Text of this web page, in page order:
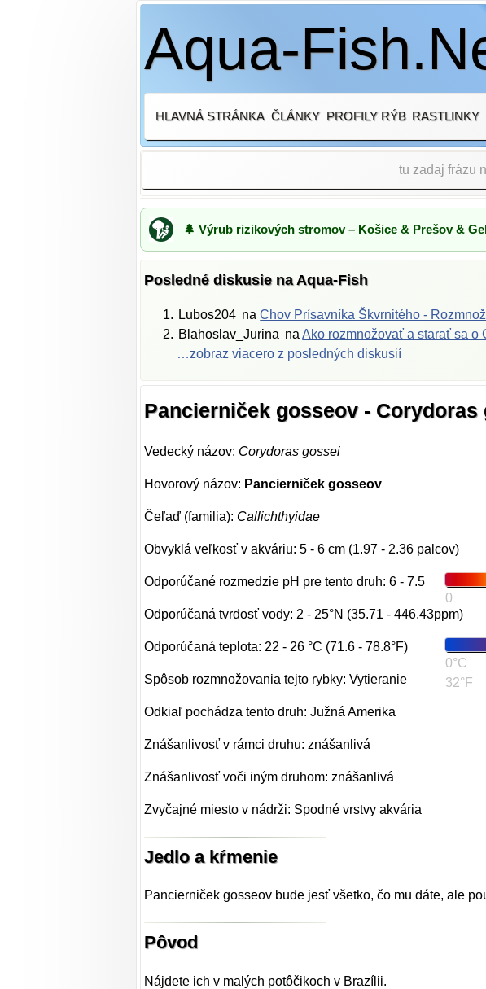
Aqua-
HLAVNÁ STRÁNKA ČLÁNKY PROFILY RÝB RASTLINKY
🌲 Výrub rizikových stromov – Košice & Prešov &
Posledné diskusie na Aqua-Fish
Lubos204 naChov Prísavníka Škvrnitého -
Blahoslav_Jurina naAko rozmnožovať a starať sa o
…zobraz viacero z posledných diskusií
Pancierniček gosseov - Corydoras
Vedecký názov: Corydoras gossei
Hovorový názov: Pancierniček gosseov
Čeľaď (familia): Callichthyidae
Obvyklá veľkosť v akváriu: 5 - 6 cm (1.97 - 2.36 palcov)
0
Odporúčané rozmedzie pH pre tento druh: 6 - 7.5
Odporúčaná tvrdosť vody: 2 - 25°N (35.71 - 446.43ppm)
0°C
32°F
Odporúčaná teplota: 22 - 26 °C (71.6 - 78.8°F)
Spôsob rozmnožovania tejto rybky: Vytieranie
Odkiaľ pochádza tento druh: Južná Amerika
Znášanlivosť v rámci druhu: znášanlivá
Znášanlivosť voči iným druhom: znášanlivá
Zvyčajné miesto v nádrži: Spodné vrstvy akvária
Jedlo a kŕmenie
Pancierniček gosseov bude jesť všetko, čo mu dáte, ale
Pôvod
Nájdete ich v malých potôčikoch v Brazílii.